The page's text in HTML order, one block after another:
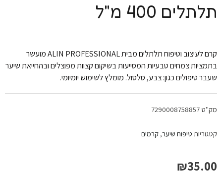
תלתלים 400 מ"ל
קרם לעיצוב וטיפוח תלתלים מבית ALIN PROFESSIONAL מועשר
בתמציות צמחים טבעיות המסייעות בשיקום קצוות מפוצלים ובהחייאת שיער
שעבר טיפולים כגון: צבע, סלסול. מומלץ לשימוש יומיומי.
מק"ט 7290008758857
קטגוריות טיפוח שיער, קרמים
₪35.00